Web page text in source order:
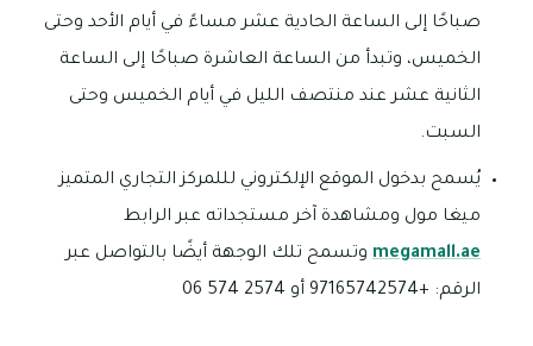
صباحًا إلى الساعة الحادية عشر مساءً في أيام الأحد وحتى
الخميس، وتبدأ من الساعة العاشرة صباحًا إلى الساعة
الثانية عشر عند منتصف الليل في أيام الخميس وحتى
السبت.
يُسمح بدخول الموقع الإلكتروني لللمركز التجاري المتميز
ميغا مول ومشاهدة آخر مستجداته عبر الرابط
megamall.ae وتسمح تلك الوجهة أيضًا بالتواصل عبر
الرقم: +97165742574 أو 2574 574 06